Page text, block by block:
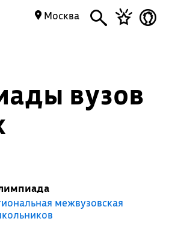
Москва
вузов
межвузовская